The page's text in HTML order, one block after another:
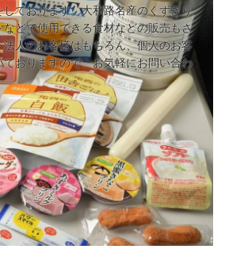
ております。大和路名産のくずきり
どで使用できる食材などの販売もさ
人のお客様はもちろん、個人のお客
おりますので、お気軽にお問い合わ